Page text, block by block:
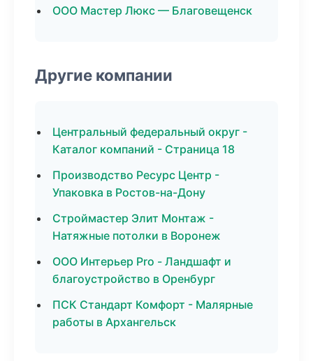
ООО Мастер Люкс — Благовещенск
Другие компании
Центральный федеральный округ -
Каталог компаний - Страница 18
Производство Ресурс Центр -
Упаковка в Ростов-на-Дону
Строймастер Элит Монтаж -
Натяжные потолки в Воронеж
ООО Интерьер Pro - Ландшафт и
благоустройство в Оренбург
ПСК Стандарт Комфорт - Малярные
работы в Архангельск